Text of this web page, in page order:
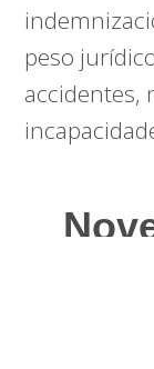
peso
accidentes,